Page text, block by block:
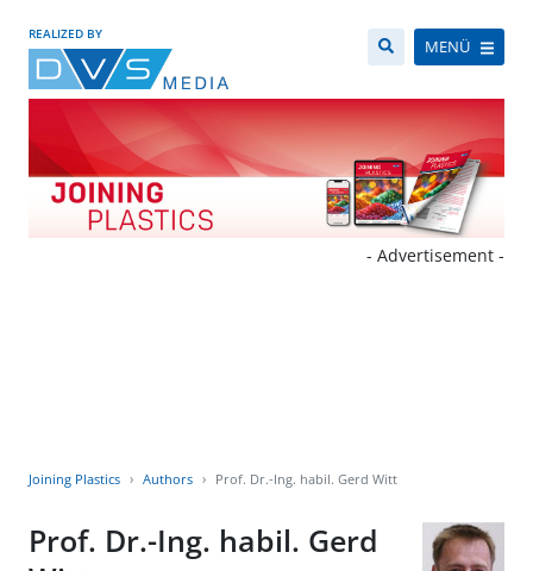
REALIZED BY
MENÜ
- Advertisement -
Joining Plastics Authors Prof. Dr.-Ing. habil. Gerd Witt
Prof. Dr.-Ing. habil. Gerd